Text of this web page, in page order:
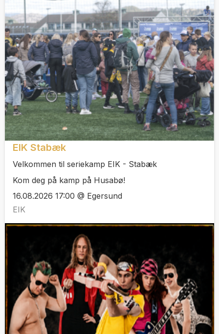
EIK Stabæk
Velkommen til seriekamp EIK - Stabæk
Kom deg på kamp på Husabø!
16.08.2026 17:00 @ Egersund
EIK